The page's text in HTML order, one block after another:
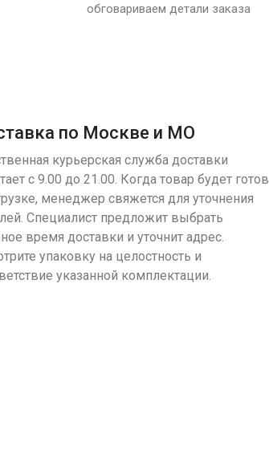
обговариваем детали заказа
по Москве и МО
курьерская служба доставки
с 9.00 до 21.00. Когда товар будет готов
менеджер свяжется для уточнения
Специалист предложит выбрать
время доставки и уточнит адрес.
упаковку на целостность и
указанной комплектации.